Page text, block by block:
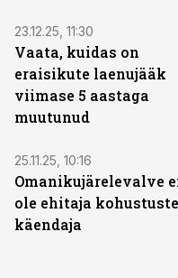
23.12.25, 11:30
Vaata, kuidas on
eraisikute laenujääk
viimase 5 aastaga
muutunud
25.11.25, 10:16
Omanikujärelevalve
ole ehitaja kohustuste
käendaja